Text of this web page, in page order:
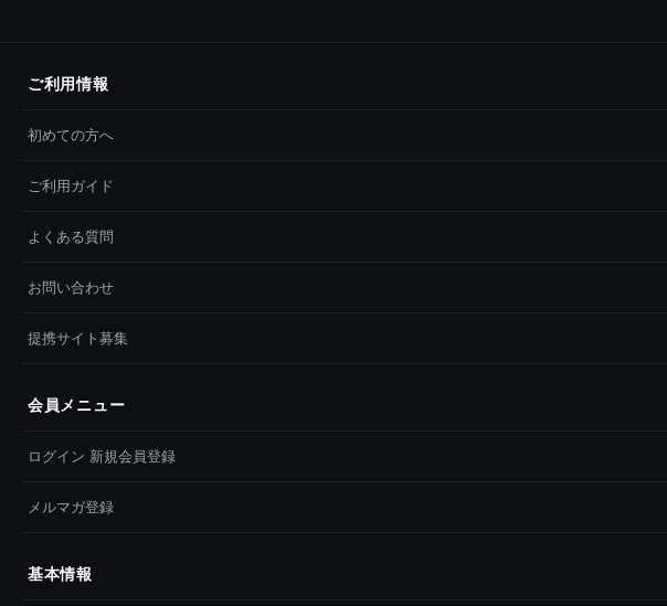
ご利用情報
初めての方へ
ご利用ガイド
よくある質問
お問い合わせ
提携サイト募集
会員メニュー
ログイン 新規会員登録
メルマガ登録
基本情報